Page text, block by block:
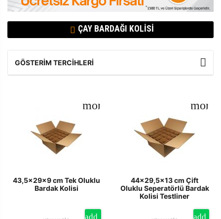
ÇAY BARDAĞI KOLISI
GÖSTERIM TERCIHLERI
43,5x29x9 cm Tek Oluklu
Bardak Kolisi
44x29,5x13 cm Çift
Oluklu Seperatörlü Bardak
Kolisi Testliner